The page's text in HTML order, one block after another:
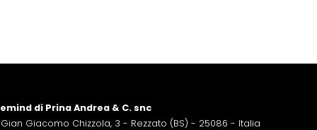
di Prina Andrea & C. snc
Giacomo Chizzola, 3 - Rezzato (BS) - 25086 - Italia